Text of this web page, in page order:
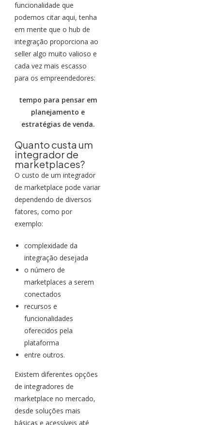
funcionalidade que
podemos citar aqui, tenha
em mente que o hub de
integração proporciona ao
seller algo muito valioso e
cada vez mais escasso
para os empreendedores:
tempo para pensar em
planejamento e
estratégias de venda.
Quanto custa um
integrador de
marketplaces?
O custo de um integrador
de marketplace pode variar
dependendo de diversos
fatores, como por
exemplo:
complexidade da
integração desejada
o número de
marketplaces a serem
conectados
recursos e
funcionalidades
oferecidos pela
plataforma
entre outros.
Existem diferentes opções
de integradores de
marketplace no mercado,
desde soluções mais
básicas e acessíveis até